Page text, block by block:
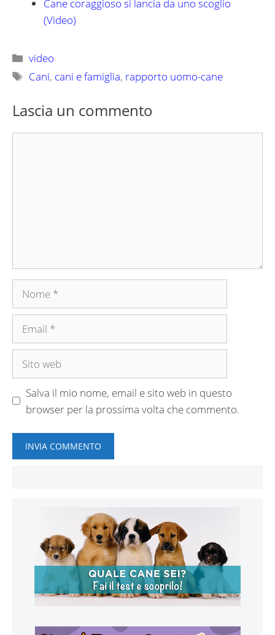
Cane coraggioso si lancia da uno scoglio
(Video)
Categorie
video
Tag
Cani, cani e famiglia, rapporto uomo-cane
Lascia un commento
Nome
Email
Sito
Salva il mio nome, email e sito web in questo
browser per la prossima volta che commento.